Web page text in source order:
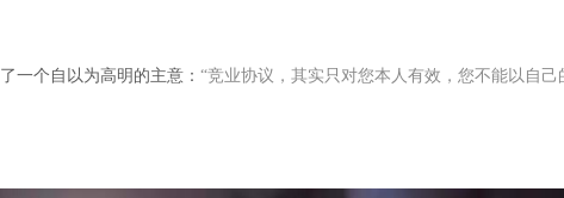
一个自以为高明的主意： “竞业协议，其实只对您本人有效，您不能以自己